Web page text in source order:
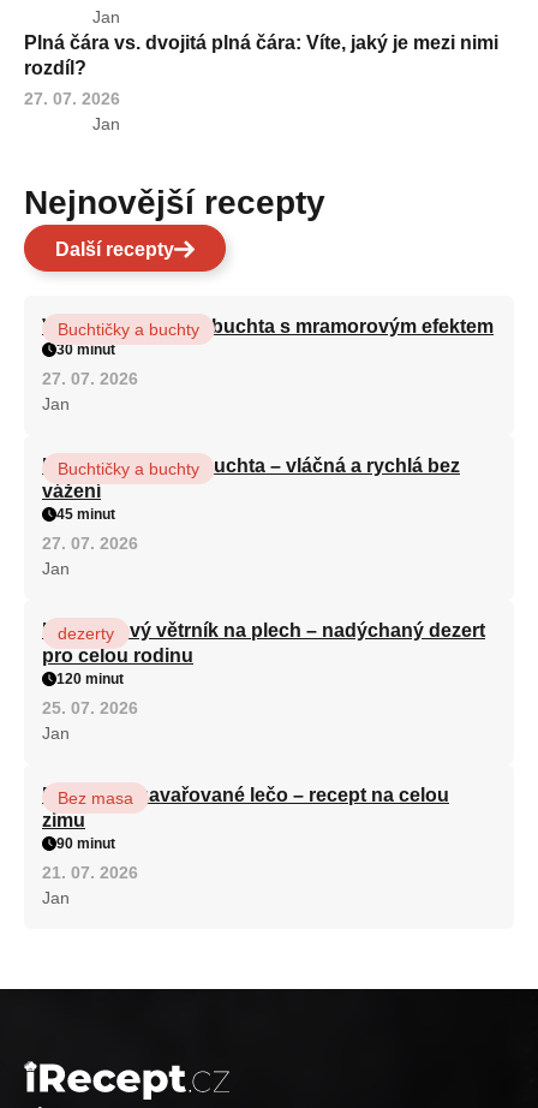
Jan
Plná čára vs. dvojitá plná čára: Víte, jaký je mezi nimi
rozdíl?
27. 07. 2026
Jan
Nejnovější recepty
Další recepty
Vláčná olejová litá buchta s mramorovým efektem
Buchtičky a buchty
30 minut
27. 07. 2026
Jan
Hrnková maková buchta – vláčná a rychlá bez
vážení
Buchtičky a buchty
45 minut
27. 07. 2026
Jan
Karamelový větrník na plech – nadýchaný dezert
pro celou rodinu
dezerty
120 minut
25. 07. 2026
Jan
Babiččino zavařované lečo – recept na celou
zimu
Bez masa
90 minut
21. 07. 2026
Jan